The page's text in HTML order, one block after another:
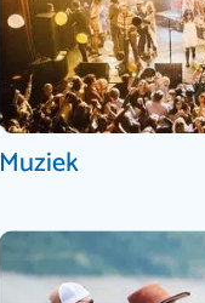
Muziek